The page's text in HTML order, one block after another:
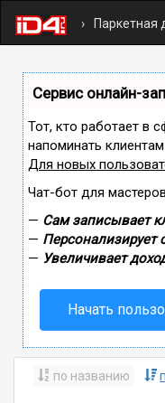
Паркетная
Сервис онлайн-
Тот, кто работает в
напоминать
Для новых
Чат-бот для
— Сам записывает
— Персонализирует
— Увеличивает
Начать
по названию